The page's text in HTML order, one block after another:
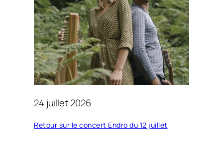
24 juillet 2026
Retour sur le concert Endro du 12 juillet